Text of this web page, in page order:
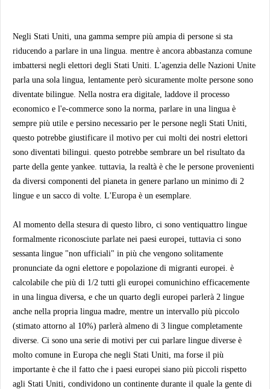
Negli Stati Uniti, una gamma sempre più ampia di persone si sta
riducendo a parlare in una lingua. mentre è ancora abbastanza comune
imbattersi negli elettori degli Stati Uniti. L'agenzia delle Nazioni Unite
parla una sola lingua, lentamente però sicuramente molte persone sono
diventate bilingue. Nella nostra era digitale, laddove il processo
economico e l'e-commerce sono la norma, parlare in una lingua è
sempre più utile e persino necessario per le persone negli Stati Uniti,
questo potrebbe giustificare il motivo per cui molti dei nostri elettori
sono diventati bilingui. questo potrebbe sembrare un bel risultato da
parte della gente yankee. tuttavia, la realtà è che le persone provenienti
da diversi componenti del pianeta in genere parlano un minimo di 2
lingue e un sacco di volte. L'Europa è un esemplare.
Al momento della stesura di questo libro, ci sono ventiquattro lingue
formalmente riconosciute parlate nei paesi europei, tuttavia ci sono
sessanta lingue "non ufficiali" in più che vengono solitamente
pronunciate da ogni elettore e popolazione di migranti europei. è
calcolabile che più di 1/2 tutti gli europei comunichino efficacemente
in una lingua diversa, e che un quarto degli europei parlerà 2 lingue
anche nella propria lingua madre, mentre un intervallo più piccolo
(stimato attorno al 10%) parlerà almeno di 3 lingue completamente
diverse. Ci sono una serie di motivi per cui parlare lingue diverse è
molto comune in Europa che negli Stati Uniti, ma forse il più
importante è che il fatto che i paesi europei siano più piccoli rispetto
agli Stati Uniti, condividono un continente durante il quale la gente di